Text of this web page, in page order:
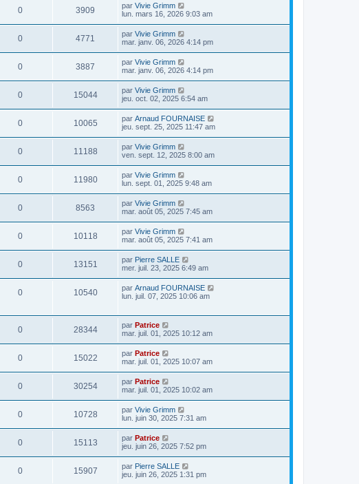
0 3909 par Vivie Grimm
lun. mars 16, 2026 9:03 am
0 4771 par Vivie Grimm
mar. janv. 06, 2026 4:14 pm
0 3887 par Vivie Grimm
mar. janv. 06, 2026 4:14 pm
0 15044 par Vivie Grimm
jeu. oct. 02, 2025 6:54 am
0 10065 par Arnaud FOURNAISE
jeu. sept. 25, 2025 11:47 am
0 11188 par Vivie Grimm
ven. sept. 12, 2025 8:00 am
0 11980 par Vivie Grimm
lun. sept. 01, 2025 9:48 am
0 8563 par Vivie Grimm
mar. août 05, 2025 7:45 am
0 10118 par Vivie Grimm
mar. août 05, 2025 7:41 am
0 13151 par Pierre SALLE
mer. juil. 23, 2025 6:49 am
0 10540 par Arnaud FOURNAISE
lun. juil. 07, 2025 10:06 am
0 28344 par Patrice
mar. juil. 01, 2025 10:12 am
0 15022 par Patrice
mar. juil. 01, 2025 10:07 am
0 30254 par Patrice
mar. juil. 01, 2025 10:02 am
0 10728 par Vivie Grimm
lun. juin 30, 2025 7:31 am
0 15113 par Patrice
jeu. juin 26, 2025 7:52 pm
0 15907 par Pierre SALLE
jeu. juin 26, 2025 1:31 pm